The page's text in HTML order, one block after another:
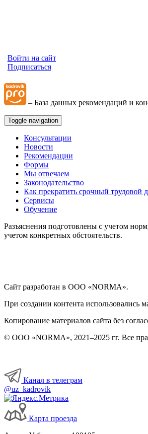
Войти на сайт
Подписаться
– База данных рекомендаций и
Toggle navigation
Консультации
Новости
Рекомендации
Формы
Мы отвечаем
Законодательство
Как прекратить срочный трудовой
Сервисы
Обучение
Разъяснения подготовлены с учетом
учетом конкретных обстоятельств.
Сайт разработан в ООО «NORMA».
При создании контента использовались
Копирование материалов сайта без
© ООО «NORMA», 2021–2025 гг. Все
Канал в телеграм
@uz_kadrovik
Карта проезда